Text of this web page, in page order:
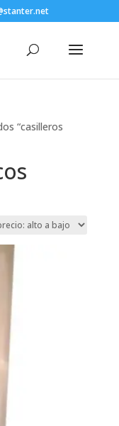
“casilleros